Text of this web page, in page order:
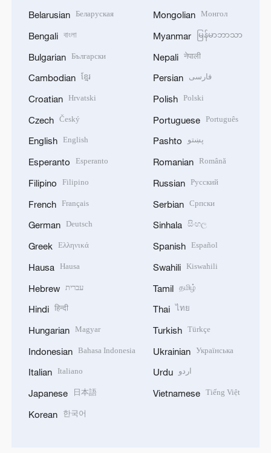
Belarusian Беларуская
Bengali বাংলা
Bulgarian Български
Cambodian ខ្មែរ
Croatian Hrvatski
Czech Český
English English
Esperanto Esperanto
Filipino Filipino
French Français
German Deutsch
Greek Ελληνικά
Hausa Hausa
Hebrew עברית
Hindi हिन्दी
Hungarian Magyar
Indonesian Bahasa Indonesia
Italian Italiano
Japanese 日本語
Korean 한국어
Mongolian Монгол
Myanmar မြန်မာဘာသာ
Nepali नेपाली
Persian فارسی
Polish Polski
Portuguese Português
Pashto پښتو
Romanian Română
Russian Русский
Serbian Српски
Sinhala සිංහල
Spanish Español
Swahili Kiswahili
Tamil தமிழ்
Thai ไทย
Turkish Türkçe
Ukrainian Українська
Urdu اردو
Vietnamese Tiếng Việt